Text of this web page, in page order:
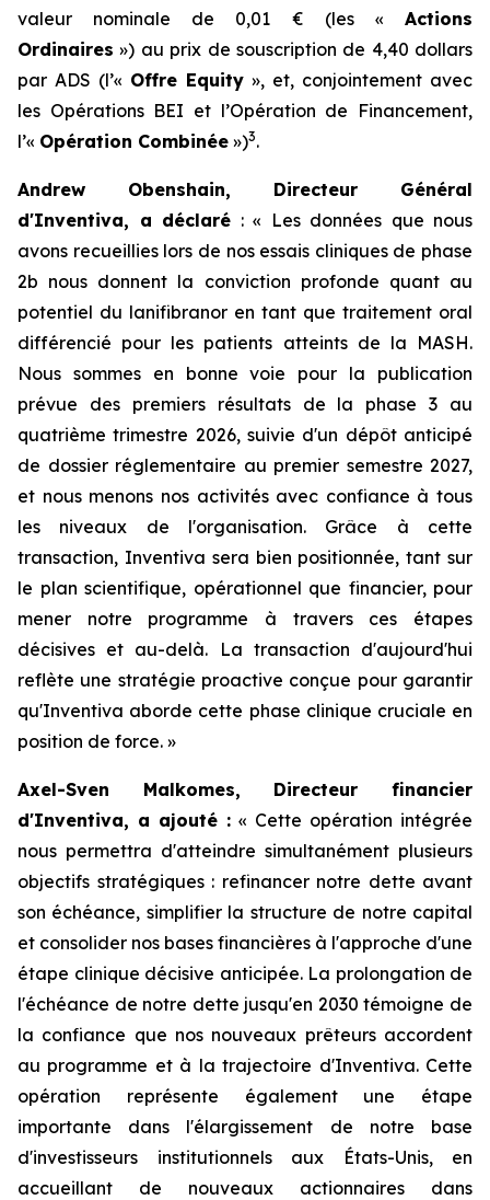
valeur nominale de 0,01 € (les « Actions
Ordinaires ») au prix de souscription de 4,40 dollars
par ADS (l’« Offre Equity », et, conjointement avec
les Opérations BEI et l’Opération de Financement,
l’« Opération Combinée »)3.
Andrew Obenshain, Directeur Général
d'Inventiva, a déclaré : « Les données que nous
avons recueillies lors de nos essais cliniques de phase
2b nous donnent la conviction profonde quant au
potentiel du lanifibranor en tant que traitement oral
différencié pour les patients atteints de la MASH.
Nous sommes en bonne voie pour la publication
prévue des premiers résultats de la phase 3 au
quatrième trimestre 2026, suivie d'un dépôt anticipé
de dossier réglementaire au premier semestre 2027,
et nous menons nos activités avec confiance à tous
les niveaux de l'organisation. Grâce à cette
transaction, Inventiva sera bien positionnée, tant sur
le plan scientifique, opérationnel que financier, pour
mener notre programme à travers ces étapes
décisives et au-delà. La transaction d'aujourd'hui
reflète une stratégie proactive conçue pour garantir
qu'Inventiva aborde cette phase clinique cruciale en
position de force. »
Axel-Sven Malkomes, Directeur financier
d'Inventiva, a ajouté :« Cette opération intégrée
nous permettra d'atteindre simultanément plusieurs
objectifs stratégiques : refinancer notre dette avant
son échéance, simplifier la structure de notre capital
et consolider nos bases financières à l'approche d'une
étape clinique décisive anticipée. La prolongation de
l'échéance de notre dette jusqu'en 2030 témoigne de
la confiance que nos nouveaux prêteurs accordent
au programme et à la trajectoire d'Inventiva. Cette
opération représente également une étape
importante dans l'élargissement de notre base
d'investisseurs institutionnels aux États-Unis, en
accueillant de nouveaux actionnaires dans